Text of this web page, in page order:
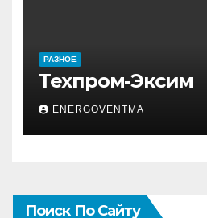
РАЗНОЕ
Техпром-Эксим
ENERGOVENTMA
Поиск По Сайту